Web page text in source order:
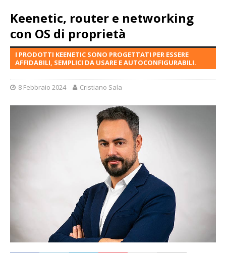
Keenetic, router e networking
con OS di proprietà
I PRODOTTI KEENETIC SONO PROGETTATI PER ESSERE
AFFIDABILI, SEMPLICI DA USARE E AUTOCONFIGURABILI.
8 Febbraio 2024 Cristiano Sala